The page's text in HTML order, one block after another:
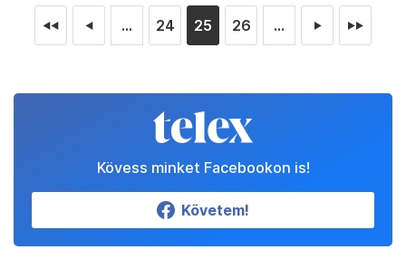
◄◄ ◄ ... 24 25 26 ... ► ►►
Kövess minket Facebookon is!
Követem!